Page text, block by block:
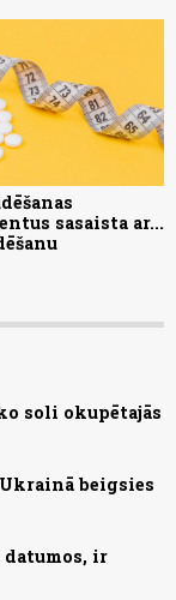
sasaista ar...
soli okupētajās
beigsies
datumos, ir